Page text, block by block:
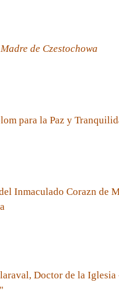
de Czestochowa
para la Paz y
Inmaculado Corazn de
Doctor de la Iglesia